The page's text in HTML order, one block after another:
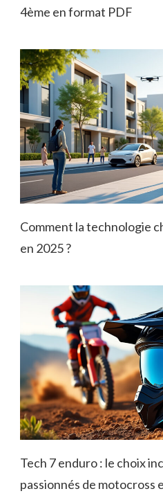
4ème en format PDF
Comment la technologie
en 2025 ?
Tech 7 enduro : le choix
passionnés de motocross